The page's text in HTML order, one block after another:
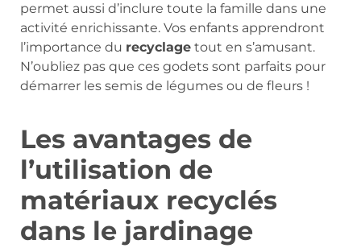
permet aussi d’inclure toute la famille dans une
activité enrichissante. Vos enfants apprendront
l’importance du recyclage tout en s’amusant.
N’oubliez pas que ces godets sont parfaits pour
démarrer les semis de légumes ou de fleurs !
Les avantages de
l’utilisation de
matériaux recyclés
dans le jardinage